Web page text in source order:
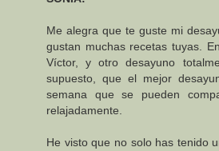
Me alegra que te guste mi
gustan muchas recetas tuyas.
Víctor, y otro desayuno
supuesto, que el mejor
semana que se pueden
relajadamente.
He visto que no solo has tenido